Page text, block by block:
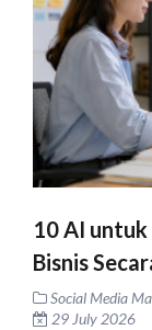
10 AI
Bisnis
Social Media
29 July 2026